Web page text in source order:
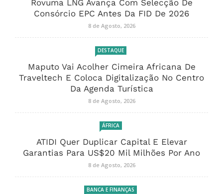
Rovuma LNG Avança Com Selecção De
Consórcio EPC Antes Da FID De 2026
8 de Agosto, 2026
DESTAQUE
Maputo Vai Acolher Cimeira Africana De
Traveltech E Coloca Digitalização No Centro
Da Agenda Turística
8 de Agosto, 2026
ÁFRICA
ATIDI Quer Duplicar Capital E Elevar
Garantias Para US$20 Mil Milhões Por Ano
8 de Agosto, 2026
BANCA E FINANÇAS